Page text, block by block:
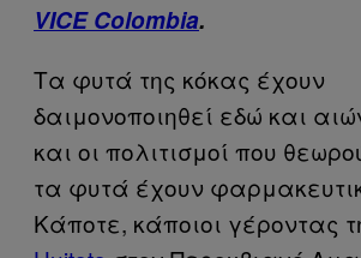
VICE Colombia.
Τα φυτά της κόκας έχουν
δαιμονοποιηθεί εδώ και
και οι πολιτισμοί που
τα φυτά έχουν
Κάποτε, κάποιοι γέροντας